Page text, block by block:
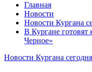
Главная
Новости
Новости Кургана
В Кургане
Черное»
Новости Кургана сегодня